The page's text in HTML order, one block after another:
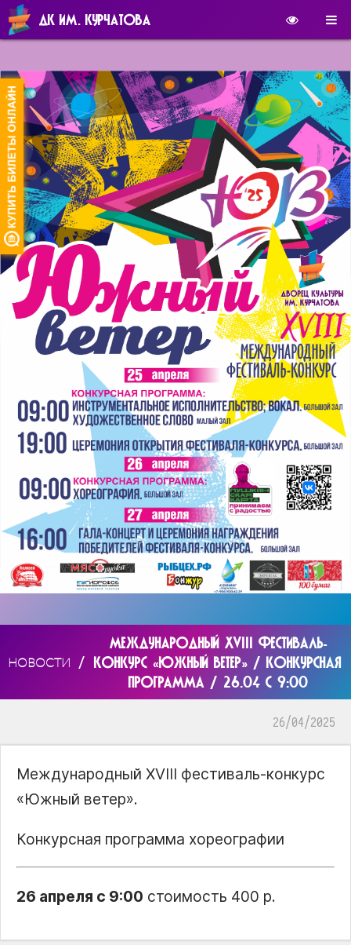
ДК ИМ. КУРЧАТОВА
НОВОСТИ /
МЕЖДУНАРОДНЫЙ XVIII ФЕСТИВАЛЬ-
КОНКУРС «ЮЖНЫЙ ВЕТЕР» / КОНКУРСНАЯ
ПРОГРАММА / 26.04 С 9:00
26/04/2025
Международный XVIII фестиваль-конкурс
«Южный ветер».
Конкурсная программа хореографии
26 апреля с 9:00 стоимость 400 р.